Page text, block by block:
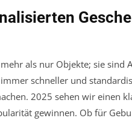
als nur Objekte; sie sind
schneller und
2025 sehen wir einen
gewinnen. Ob für